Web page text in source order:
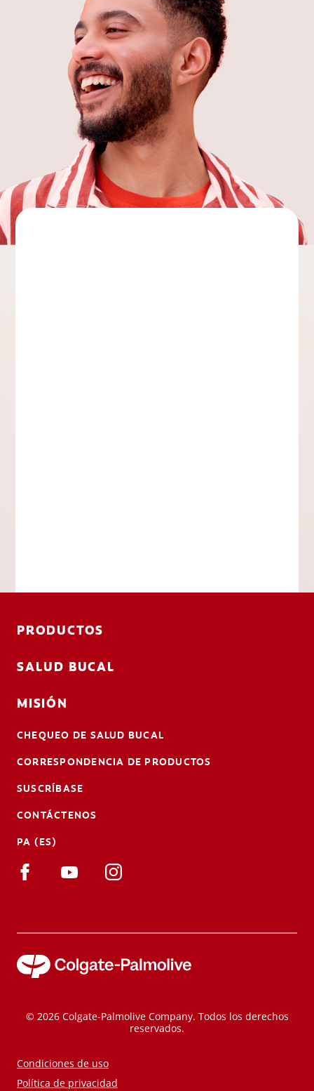
PRODUCTOS
SALUD BUCAL
MISIÓN
CHEQUEO DE SALUD BUCAL
CORRESPONDENCIA DE PRODUCTOS
SUSCRÍBASE
CONTÁCTENOS
PA (ES)
© 2026 Colgate-Palmolive Company. Todos los derechos
reservados.
Condiciones de uso
Política de privacidad